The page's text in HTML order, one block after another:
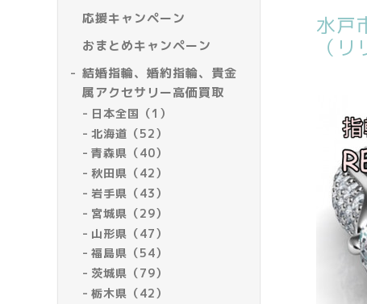
応援キャンペーン
おまとめキャンペーン
結婚指輪、婚約指輪、貴金
属アクセサリー高価買取
日本全国（1）
北海道（52）
青森県（40）
秋田県（42）
岩手県（43）
宮城県（29）
山形県（47）
福島県（54）
茨城県（79）
栃木県（42）
水戸
（リ